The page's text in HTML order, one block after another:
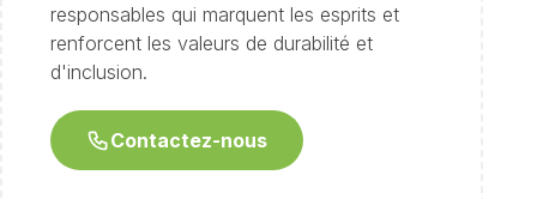
responsables qui marquent les esprits et
renforcent les valeurs de durabilité et
d'inclusion.
Contactez-nous